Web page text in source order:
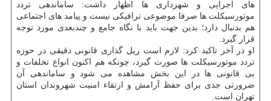
های اجرایی و شهرداری ها اظهار داشت: ساماندهی تردد
موتورسیکلت ها صرفا موضوعی ترافیکی نیست و پیامد های اجتماعی
هم بدنبال دارد؛ بدین جهت باید با نگاه جامع و چندبعدی مورد توجه
قرار گیرد.
او در آخر تاکید کرد: لازم است ریل گذاری قانونی دقیقی در حوزه
تردد موتورسیکلت ها صورت گیرد، چونکه هم اکنون انواع تخلفات و
بی قانونی ها در این بخش مشاهده می شود و ساماندهی آن
ضرورتی جدی برای حفظ آرامش و ارتقاء امنیت شهروندان استان
تهران است.